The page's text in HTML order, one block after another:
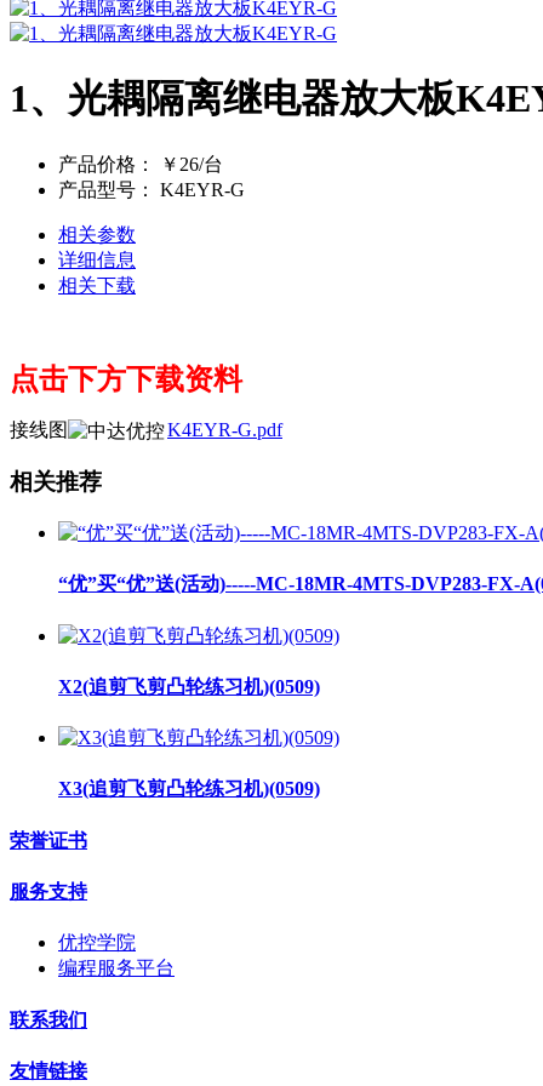
1、光耦隔离继电器放大板
产品价格：
￥26/台
产品型号：
K4EYR-G
相关参数
详细信息
相关下载
点击下方下载资料
接线图 K4EYR-G.pdf
相关推荐
“优”买“优”送(活动)-----MC-18MR-4MTS-DVP283-FX-
X2(追剪飞剪凸轮练习机)(0509)
X3(追剪飞剪凸轮练习机)(0509)
荣誉证书
服务支持
优控学院
编程服务平台
联系我们
友情链接